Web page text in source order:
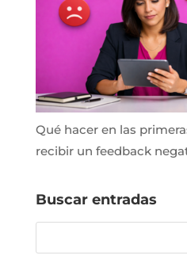
Qué hacer en las
recibir un feedback
Buscar entradas